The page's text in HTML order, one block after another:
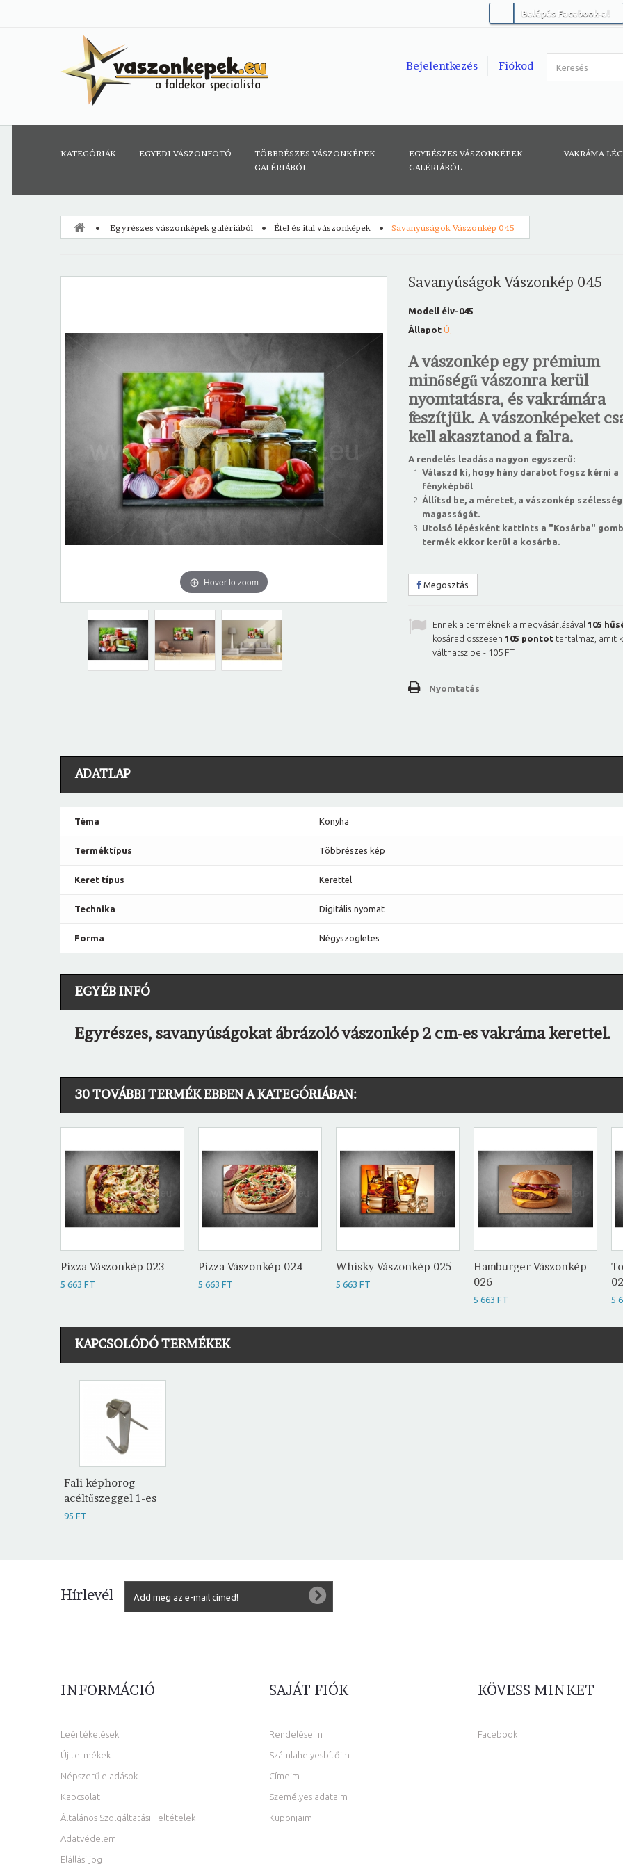
Belépés Facebook-al
Fiókod
Bejelentkezés
KATEGÓRIÁK EGYEDI VÁSZONFOTÓ
TÖBBRÉSZES VÁSZONKÉPEK
GALÉRIÁBÓL
EGYRÉSZES VÁSZONKÉPEK
GALÉRIÁBÓL
VAKRÁMA
Egyrészes vászonképek galériából Étel és ital vászonképek Savanyúságok Vászonkép 045
Hover to zoom
Savanyúságok Vászonkép 045
Modell éiv-045
Állapot Új
A vászonkép egy prémium
minőségű vászonra kerül
nyomtatásra, és vakrámára
feszítjük. A vászonképeket
kell akasztanod a falra.
A rendelés leadása nagyon egyszerű:
Válaszd ki, hogy hány darabot fogsz kérni a
fényképből
Állítsd be, a méretet, a vászonkép
magasságát.
Utolsó lépésként kattints a "Kosárba"
termék ekkor kerül a kosárba.
Megosztás
Ennek a terméknek a megvásárlásával 105
kosárad összesen 105 pontot tartalmaz, amit
válthatsz be - 105 FT.
Nyomtatás
ADATLAP
Téma Konyha
Terméktípus Többrészes kép
Keret típus Kerettel
Technika Digitális nyomat
Forma Négyszögletes
EGYÉB INFÓ
Egyrészes, savanyúságokat ábrázoló vászonkép 2 cm-es vakráma kerettel.
30 TOVÁBBI TERMÉK EBBEN A KATEGÓRIÁBAN:
Pizza Vászonkép 023
5 663 FT
Pizza Vászonkép 024
5 663 FT
Whisky Vászonkép 025
5 663 FT
Hamburger Vászonkép
026
5 663 FT 5
KAPCSOLÓDÓ TERMÉKEK
Fali képhorog
acéltűszeggel 1-es
95 FT
Hírlevél
INFORMÁCIÓ
Leértékelések
Új termékek
Népszerű eladások
Kapcsolat
Általános Szolgáltatási Feltételek
Adatvédelem
Elállási jog
SAJÁT FIÓK
Rendeléseim
Számlahelyesbítőim
Címeim
Személyes adataim
Kuponjaim
KÖVESS MINKET
Facebook